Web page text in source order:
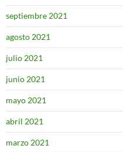
septiembre 2021
agosto 2021
julio 2021
junio 2021
mayo 2021
abril 2021
marzo 2021